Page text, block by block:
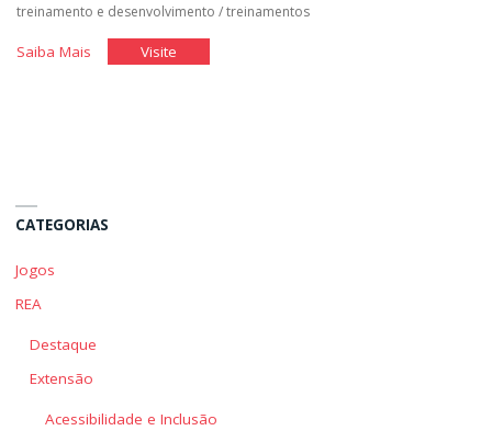
treinamento e desenvolvimento /treinamentos
Saiba Mais"Escrevendo
Visite"Escrevendo
CATEGORIAS
Jogos
REA
Destaque
Extensão
Acessibilidade e Inclusão